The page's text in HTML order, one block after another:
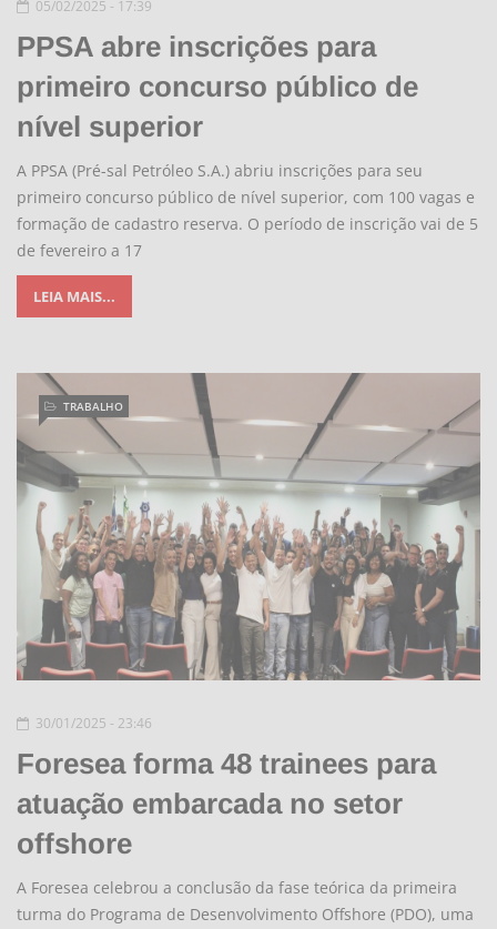
05/02/2025 - 17:39
PPSA abre inscrições para
primeiro concurso público de
nível superior
A PPSA (Pré-sal Petróleo S.A.) abriu inscrições para seu
primeiro concurso público de nível superior, com 100 vagas e
formação de cadastro reserva. O período de inscrição vai de 5
de fevereiro a 17
LEIA MAIS...
TRABALHO
30/01/2025 - 23:46
Foresea forma 48 trainees para
atuação embarcada no setor
offshore
A Foresea celebrou a conclusão da fase teórica da primeira
turma do Programa de Desenvolvimento Offshore (PDO), uma